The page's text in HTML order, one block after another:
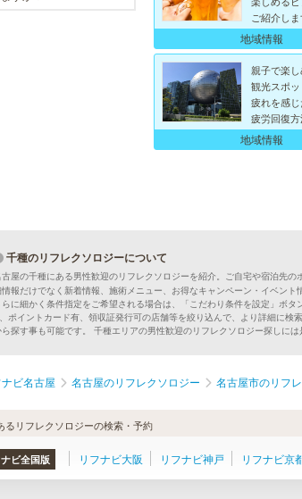
ご紹介しま
地域情報
親子で楽
観光スポッ
疲れを感
疲労回復方
地域情報
千種のリフレクソロジーについて
屋の千種にある男性歓迎のリフレクソロジーを紹介。ご自宅や宿泊先
報だけでなく新着情報、施術メニュー、お得なキャンペーン・イベント
らに細かく条件指定をご希望される場合は、「こだわり条件を設定」ボ
ポイントカード有、領収証発行可の店舗等を絞り込んで、より詳細に
探す事も可能です。 千種エリアの男性歓迎のリフレクソロジー探しには
ナビ名古屋 名古屋のリフレクソロジー 名古屋市のリフ
るリフレクソロジーの検索・予約
ビ全国版 リフナビ大阪 リフナビ神戸 リフナビ京